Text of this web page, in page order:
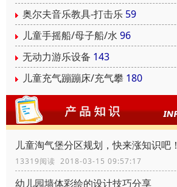
奥尔夫音乐教具-打击乐 59
儿童手摇船/母子船/水 96
无动力游乐设备 143
儿童充气蹦蹦床/充气攀 180
儿童淘气堡分区规划，快来涨知识吧！
13319阅读 2018-03-15 09:57:17
幼儿园墙体彩绘的设计技巧分享